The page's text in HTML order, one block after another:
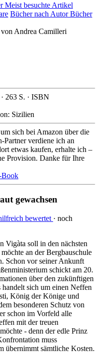
Meist besuchte Artikel
Bücher nach AutorBücher
· 263 S. · ISBN
Sizilien
sich bei Amazon über die
verdiene ich an
etwas kaufen, erhalte ich –
Provision. Danke für Ihre
Book
gewachsen
bewertet · noch
Vigàta soll in den nächsten
an der Bergbauschule
Schon vor seiner Ankunft
schickt am 20.
über den zukünftigen
sich um einen Neffen
König der Könige und
besonderen Schutz von
schon im Vorfeld alle
mit der treuen
- denn der edle Prinz
muss
übernimmt sämtliche Kosten.